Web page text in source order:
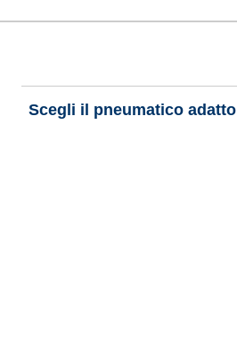
Scegli il pneumatico adatto